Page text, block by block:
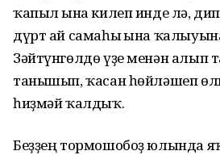
ҡапыл ғына килеп инде лә,
дүрт ай самаһы ғына
Зәйтүнгөлдө үҙе менән алып
танышып, ҡасан һөйләшеп
һиҙмәй ҡалдыҡ.
Беҙҙең тормошобоҙ юлында